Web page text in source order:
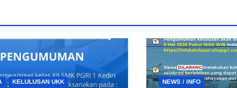
KELULUSAN UKK NEWS / INFO